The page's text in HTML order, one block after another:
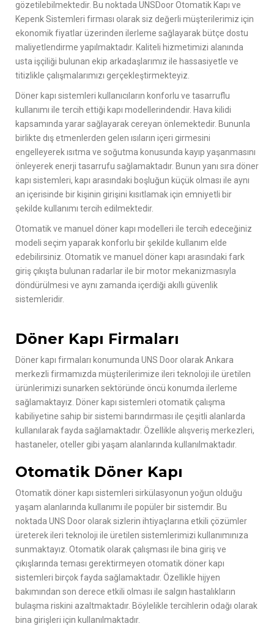
gözetilebilmektedir. Bu noktada UNSDoor Otomatik Kapı ve
Kepenk Sistemleri firması olarak siz değerli müşterilerimiz için
ekonomik fiyatlar üzerinden ilerleme sağlayarak bütçe dostu
maliyetlendirme yapılmaktadır. Kaliteli hizmetimizi alanında
usta işçiliği bulunan ekip arkadaşlarımız ile hassasiyetle ve
titizlikle çalışmalarımızı gerçekleştirmekteyiz.
Döner kapı sistemleri kullanıcıların konforlu ve tasarruflu
kullanımı ile tercih ettiği kapı modellerindendir. Hava kilidi
kapsamında yarar sağlayarak cereyan önlemektedir. Bununla
birlikte dış etmenlerden gelen ısıların içeri girmesini
engelleyerek ısıtma ve soğutma konusunda kayıp yaşanmasını
önleyerek enerji tasarrufu sağlamaktadır. Bunun yanı sıra döner
kapı sistemleri, kapı arasındaki boşluğun küçük olması ile aynı
an içerisinde bir kişinin girişini kısıtlamak için emniyetli bir
şekilde kullanımı tercih edilmektedir.
Otomatik ve manuel döner kapı modelleri ile tercih edeceğiniz
modeli seçim yaparak konforlu bir şekilde kullanım elde
edebilirsiniz. Otomatik ve manuel döner kapı arasındaki fark
giriş çıkışta bulunan radarlar ile bir motor mekanizmasıyla
döndürülmesi ve aynı zamanda içerdiği akıllı güvenlik
sistemleridir.
Döner Kapı Firmaları
Döner kapı firmaları konumunda UNS Door olarak Ankara
merkezli firmamızda müşterilerimize ileri teknoloji ile üretilen
ürünlerimizi sunarken sektöründe öncü konumda ilerleme
sağlamaktayız. Döner kapı sistemleri otomatik çalışma
kabiliyetine sahip bir sistemi barındırması ile çeşitli alanlarda
kullanılarak fayda sağlamaktadır. Özellikle alışveriş merkezleri,
hastaneler, oteller gibi yaşam alanlarında kullanılmaktadır.
Otomatik Döner Kapı
Otomatik döner kapı sistemleri sirkülasyonun yoğun olduğu
yaşam alanlarında kullanımı ile popüler bir sistemdir. Bu
noktada UNS Door olarak sizlerin ihtiyaçlarına etkili çözümler
üreterek ileri teknoloji ile üretilen sistemlerimizi kullanımınıza
sunmaktayız. Otomatik olarak çalışması ile bina giriş ve
çıkışlarında teması gerektirmeyen otomatik döner kapı
sistemleri birçok fayda sağlamaktadır. Özellikle hijyen
bakımından son derece etkili olması ile salgın hastalıkların
bulaşma riskini azaltmaktadır. Böylelikle tercihlerin odağı olarak
bina girişleri için kullanılmaktadır.